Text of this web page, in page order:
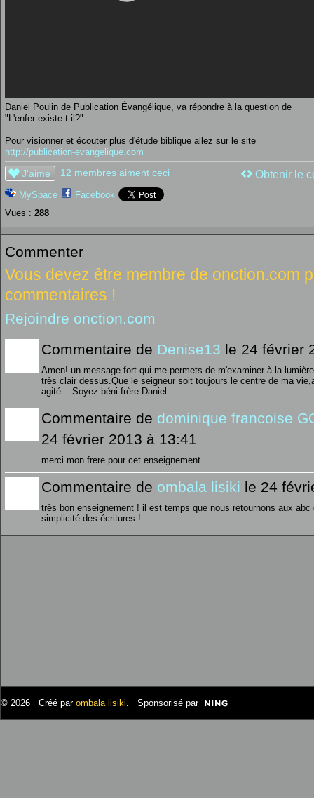
Daniel Poulin de Publication Évangélique, va répondre à la question de
"L'enfer existe-t-il?".
Pour visionner et écouter plus d'étude biblique allez sur le site
http://publication-evangelique.com
J'aime 12 membres aiment ceci
MySpace
Facebook
Vues : 288
Obtenir le
Commenter
Vous devez être membre de onction.com
commentaires !
Rejoindre onction.com
Commentaire de Denise13 le 24 février
Amen! un message fort qui me permets de m'examiner à la
très clair dessus.Que le seigneur soit toujours le centre de ma
agité....Soyez béni frère Daniel .
Commentaire de dominique francoise
24 février 2013 à 13:41
merci mon frere pour cet enseignement.
Commentaire de ombala lisiki le 24
très bon enseignement ! il est temps que nous retournons aux abc
simplicité des écritures !
© 2026 Créé par ombala lisiki. Sponsorisé par